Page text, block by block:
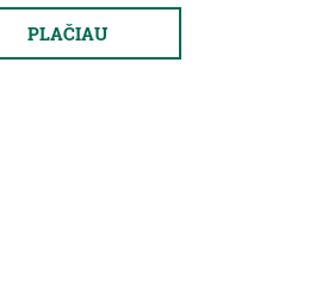
PLAČIAU